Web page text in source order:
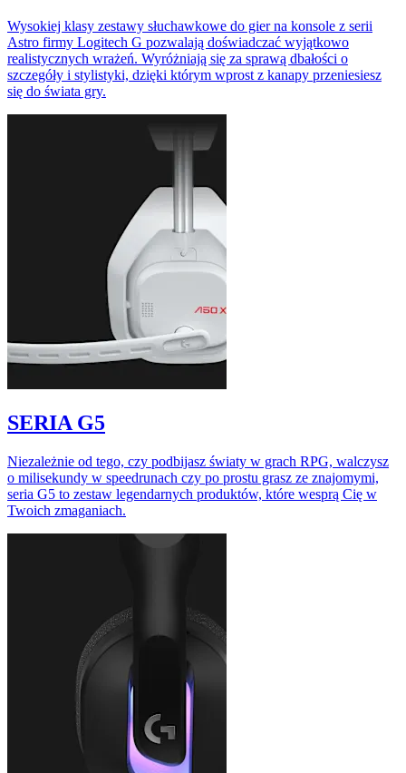
Wysokiej klasy zestawy słuchawkowe do gier na konsole z serii
Astro firmy Logitech G pozwalają doświadczać wyjątkowo
realistycznych wrażeń. Wyróżniają się za sprawą dbałości o
szczegóły i stylistyki, dzięki którym wprost z kanapy przeniesiesz
się do świata gry.
SERIA G5
Niezależnie od tego, czy podbijasz światy w grach RPG, walczysz
o milisekundy w speedrunach czy po prostu grasz ze znajomymi,
seria G5 to zestaw legendarnych produktów, które wesprą Cię w
Twoich zmaganiach.